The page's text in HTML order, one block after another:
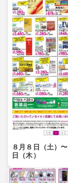
８月８日（土）
日（木）